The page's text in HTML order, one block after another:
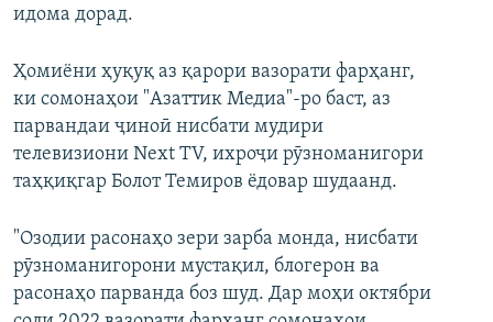
Ҳамаи сомонаҳои RFE/RL
идома дорад.
Ҳомиёни ҳуқуқ аз қарори вазорати фарҳанг,
ки сомонаҳои "Азаттик Медиа"-ро баст, аз
парвандаи ҷиноӣ нисбати мудири
телевизиони Next TV, ихроҷи рӯзноманигори
таҳқиқгар Болот Темиров ёдовар шудаанд.
"Озодии расонаҳо зери зарба монда, нисбати
рӯзноманигорони мустақил, блогерон ва
расонаҳо парванда боз шуд. Дар моҳи октябри